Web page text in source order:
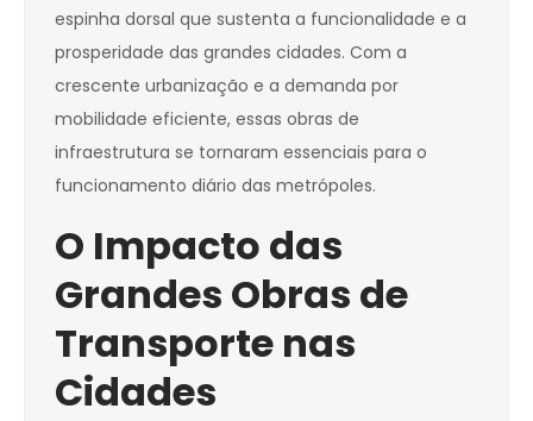
espinha dorsal que sustenta a funcionalidade e a
prosperidade das grandes cidades. Com a
crescente urbanização e a demanda por
mobilidade eficiente, essas obras de
infraestrutura se tornaram essenciais para o
funcionamento diário das metrópoles.
O Impacto das
Grandes Obras de
Transporte nas
Cidades